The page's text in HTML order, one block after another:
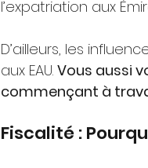
l’expatriation aux
D’ailleurs, les
aux EAU. Vous aussi
commençant à
Fiscalité :